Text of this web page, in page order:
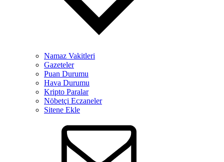
Namaz Vakitleri
Gazeteler
Puan Durumu
Hava Durumu
Kripto Paralar
Nöbetçi Eczaneler
Sitene Ekle